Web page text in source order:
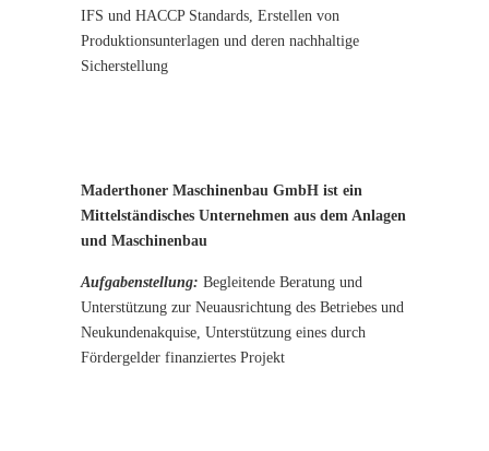
IFS und HACCP Standards, Erstellen von
Produktionsunterlagen und deren nachhaltige
Sicherstellung
Maderthoner Maschinenbau GmbH ist ein
Mittelständisches Unternehmen aus dem Anlagen
und Maschinenbau
Aufgabenstellung: Begleitende Beratung und
Unterstützung zur Neuausrichtung des Betriebes und
Neukundenakquise, Unterstützung eines durch
Fördergelder finanziertes Projekt